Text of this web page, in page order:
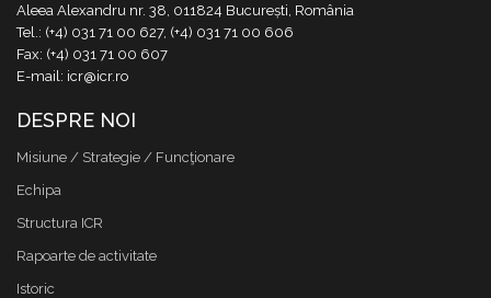
Aleea Alexandru nr. 38, 011824 București, România
Tel.: (+4) 031 71 00 627, (+4) 031 71 00 606
Fax: (+4) 031 71 00 607
E-mail: icr@icr.ro
DESPRE NOI
Misiune / Strategie / Funcţionare
Echipa
Structura ICR
Rapoarte de activitate
Istoric